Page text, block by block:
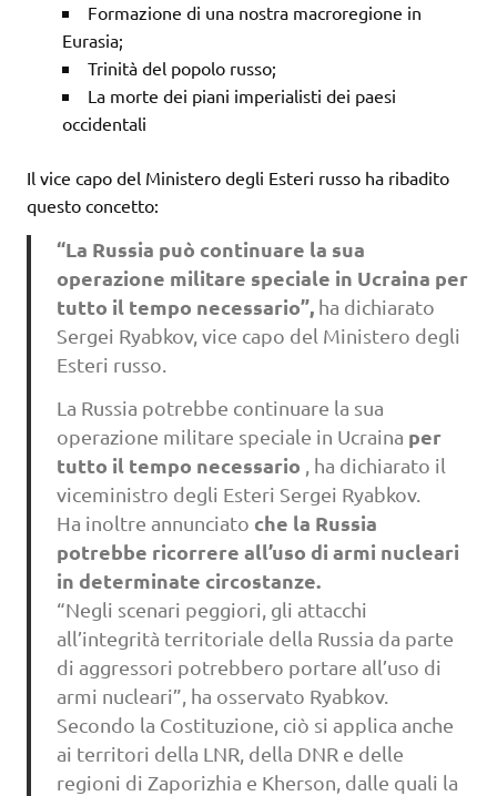
Formazione di una nostra macroregione in
Eurasia;
Trinità del popolo russo;
La morte dei piani imperialisti dei paesi
occidentali
Il vice capo del Ministero degli Esteri russo ha ribadito
questo concetto:
“La Russia può continuare la sua
operazione militare speciale in Ucraina per
tutto il tempo necessario”,ha dichiarato
Sergei Ryabkov, vice capo del Ministero degli
Esteri russo.
La Russia potrebbe continuare la sua
operazione militare speciale in Ucraina per
tutto il tempo necessario , ha dichiarato il
viceministro degli Esteri Sergei Ryabkov.
Ha inoltre annunciato che la Russia
potrebbe ricorrere all’uso di armi nucleari
in determinate circostanze.
“Negli scenari peggiori, gli attacchi
all’integrità territoriale della Russia da parte
di aggressori potrebbero portare all’uso di
armi nucleari”, ha osservato Ryabkov.
Secondo la Costituzione, ciò si applica anche
ai territori della LNR, della DNR e delle
regioni di Zaporizhia e Kherson, dalle quali la